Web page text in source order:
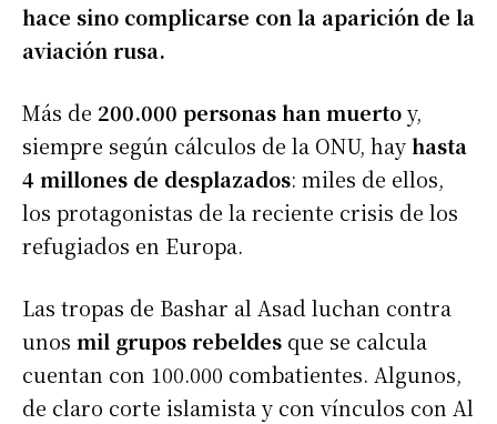
hace sino complicarse con la aparición de la
aviación rusa.
Más de 200.000 personas han muertoy,
siempre según cálculos de la ONU, hayhasta
4 millones de desplazados: miles de ellos,
los protagonistas de la reciente crisis de los
refugiados en Europa.
Las tropas de Bashar al Asad luchan contra
unos mil grupos rebeldes que se calcula
cuentan con 100.000 combatientes. Algunos,
de claro corte islamista y con vínculos con Al